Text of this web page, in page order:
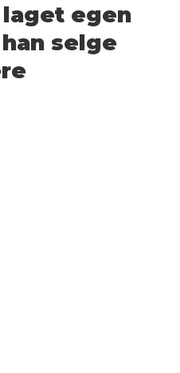
egen
selge